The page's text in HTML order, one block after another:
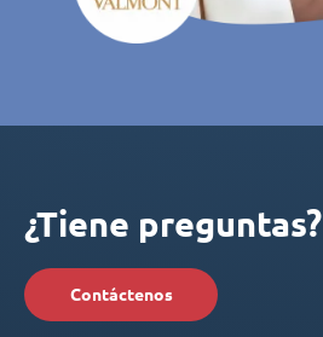
¿Tiene preguntas?
Contáctenos